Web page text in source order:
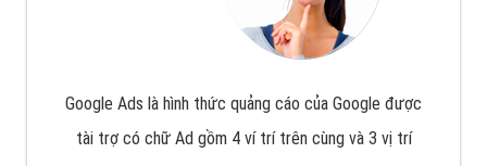
sâu về giải pháp marketing hiệu quả cho doanh nghiệp